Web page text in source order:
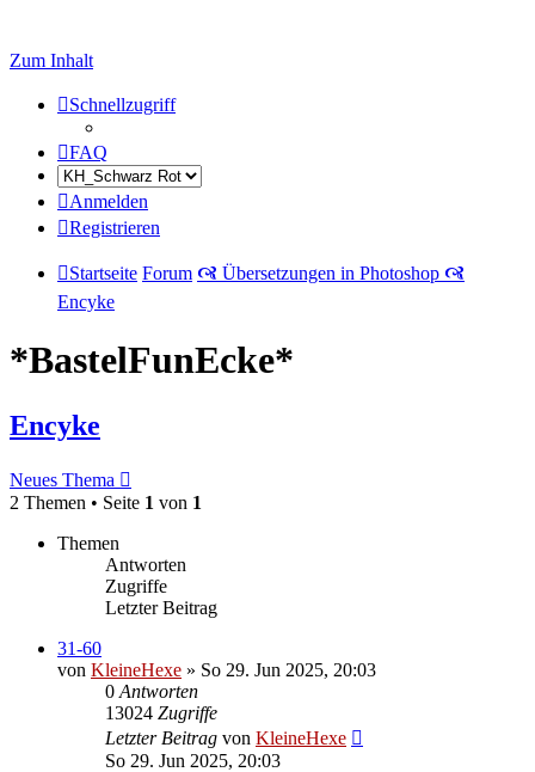
Zum Inhalt
Schnellzugriff
FAQ
Anmelden
Registrieren
Startseite Forum 🙧 Übersetzungen in Photoshop 🙧
Encyke
*BastelFunEcke*
Encyke
Neues Thema
2 Themen • Seite 1 von 1
Themen
Antworten
Zugriffe
Letzter Beitrag
31-60
von KleineHexe » So 29. Jun 2025, 20:03
0 Antworten
13024 Zugriffe
Letzter Beitrag von KleineHexe
So 29. Jun 2025, 20:03